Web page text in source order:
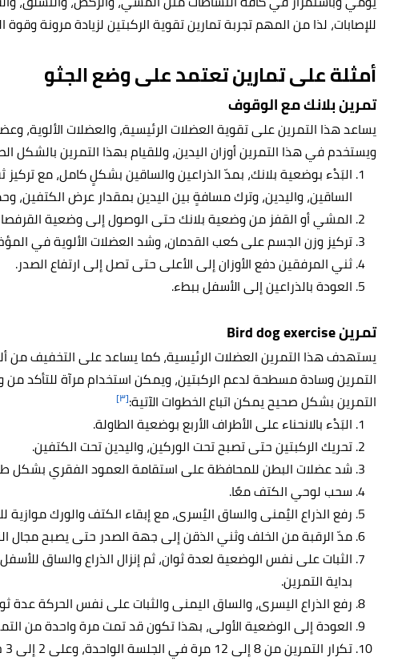
للإصابات، لذا من المهم تجربة تمارين تقوية الركبتين لزيادة مرونة
أمثلة على تمارين تعتمد على وضع الجثو
تمرين بلانك مع الوقوف
يساعد هذا التمرين على تقوية العضلات الرئيسية، والعضلات الألوية،
ويستخدم في هذا التمرين أوزان اليدين، وللقيام بهذا التمرين بالشكل
البَدْء بوضعية بلانك، بمدّ الذراعين والساقين بشكلٍ كامل، مع
الساقين، واليدين، وترك مسافةٍ بين اليدين بمقدار عرض الكتفين،
المشي أو القفز من وضعية بلانك حتى الوصول إلى وضعية
تركيز وزن الجسم على كعب القدمان، وشد العضلات الألوية في
ثني المرفقين دفع الأوزان إلى الأعلى حتى تصل إلى ارتفاع الصدر.
العودة بالذراعين إلى الأسفل ببطء.
تمرين Bird dog exercise
يستهدف هذا التمرين العضلات الرئيسية، كما يساعد على التخفيف من
التمرين وسادة مسطحة لدعم الركبتين، ويمكن استخدام مرآة للتأكد من
التمرين بشكل صحيح يمكن اتباع الخطوات الآتية:[٣]
البَدْء بالانحناء على الأطراف الأربع بوضعية الطاولة.
تحريك الركبتين حتى تصبح تحت الوركين، واليدين تحت الكتفين.
شد عضلات البطن للمحافظة على استقامة العمود الفقري بشكل
سحب لوحي الكتف معًا.
رفع الذراع اليُمنى والساق اليُسرى، مع إبقاء الكتف والورك موازية
مدّ الرقبة من الخلف وثني الذقن إلى جهة الصدر حتى يصبح مجال
الثبات على نفس الوضعية لعدة ثوان، ثم إنزال الذراع والساق
بداية التمرين.
رفع الذراع اليسرى، والساق اليمنى والثبات على نفس الحركة عدة
العودة إلى الوضعية الأولى، بهذا تكون قد تمت مرة واحدة من
تكرار التمرين من 8 إلى 12 مرة في الجلسة الواحدة، وعلى 2 إلى 3 جلسات.